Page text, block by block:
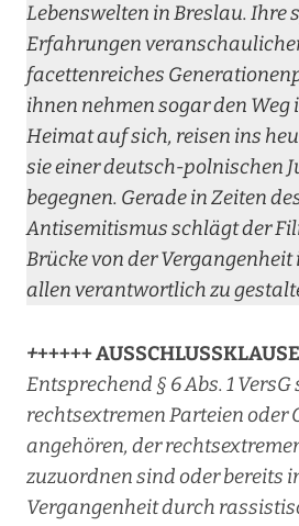
Lebenswelten in Breslau. Ihre
Erfahrungen
facettenreiches
ihnen nehmen sogar den Weg
Heimat auf sich, reisen ins
sie einer deutsch-polnischen
begegnen. Gerade in Zeiten
Antisemitismus schlägt der
Brücke von der Vergangenheit
allen verantwortlich zu
++++++
Entsprechend § 6 Abs. 1
rechtsextremen Parteien oder
angehören, der
zuzuordnen sind oder bereits
Vergangenheit durch